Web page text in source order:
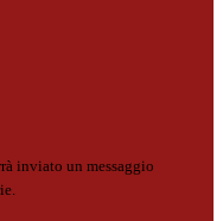
inviato un messaggio